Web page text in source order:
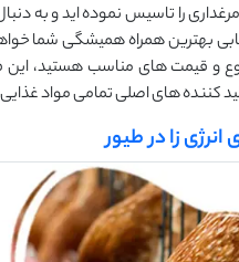
مرغداری را تاسیس نموده اید و به
بهترین همراه همیشگی شما
و قیمت های مناسب هستید، این
کننده های اصلی تمامی مواد
زا در طیور